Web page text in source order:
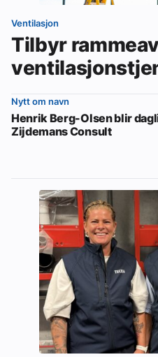
Ventilasjon
Tilbyr
Nytt om navn
Henrik Berg-Olsen blir
Zijdemans Consult